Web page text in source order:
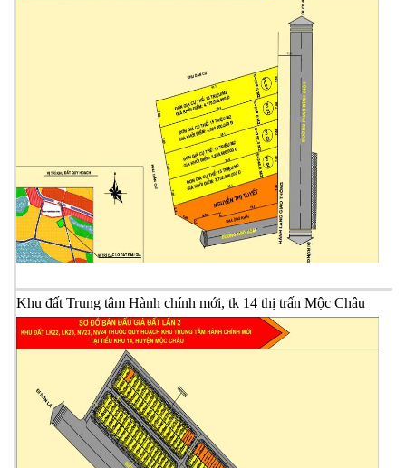
Khu đất Trung tâm Hành chính mới, tk 14 thị trấn Mộc Châu